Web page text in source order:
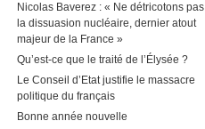
Nicolas Baverez : « Ne détricotons pas
la dissuasion nucléaire, dernier atout
majeur de la France »
Qu’est-ce que le traité de l’Élysée ?
Le Conseil d’Etat justifie le massacre
politique du français
Bonne année nouvelle